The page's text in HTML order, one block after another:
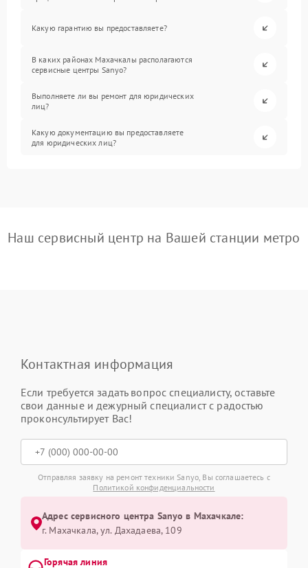
Какую гарантию вы предоставляете?
В каких районах Махачкалы располагаются
сервисные центры Sanyo?
Выполняете ли вы ремонт для юридических
лиц?
Какую документацию вы предоставляете
для юридических лиц?
Наш сервисный центр на Вашей станции метро
Контактная информация
Если требуется задать вопрос специалисту, оставьте
свои данные и дежурный специалист с радостью
проконсультирует Вас!
Отправляя заявку на ремонт техники Sanyo, Вы соглашаетесь с
Политикой конфиденциальности
Адрес сервисного центра Sanyo в Махачкале:
г. Махачкала, ул. Дахадаева, 109
Горячая линия